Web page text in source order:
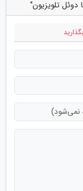
دوئل تلویزیون"